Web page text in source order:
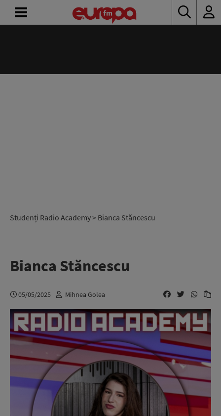
Studenți Radio Academy> Bianca Stăncescu
Bianca Stăncescu
05/05/2025 Mihnea Golea